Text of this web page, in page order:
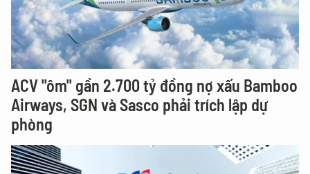
ACV "ôm" gần 2.700 tỷ đồng nợ xấu Bamboo
Airways, SGN và Sasco phải trích lập dự
phòng